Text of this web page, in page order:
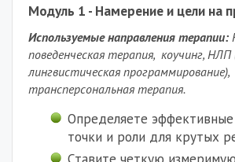
Модуль 1 - Намерение и цели на
Используемые направления терапии:
поведенческая терапия, коучинг, НЛП
лингвистическая программирование),
трансперсональная терапия.
Определяете
точки и роли для крутых
Ставите четкую